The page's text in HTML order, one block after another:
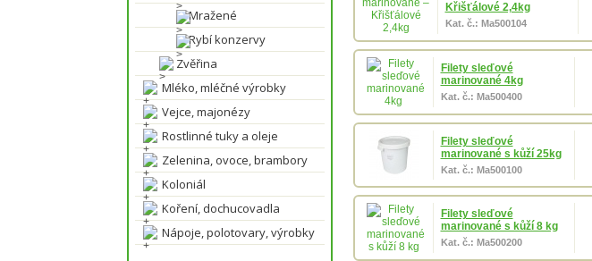
Křišťálové 2,4kg
Kat. č.: Ma500104
Filety sleďové
marinované 4kg
Kat. č.: Ma500400
Filety sleďové
marinované s kůží 25kg
Kat. č.: Ma500100
Filety sleďové
marinované s kůží 8 kg
Kat. č.: Ma500200
Mražené
Rybí konzervy
Zvěřina
Mléko, mléčné výrobky
Vejce, majonézy
Rostlinné tuky a oleje
Zelenina, ovoce, brambory
Koloniál
Koření, dochucovadla
Nápoje, polotovary, výrobky